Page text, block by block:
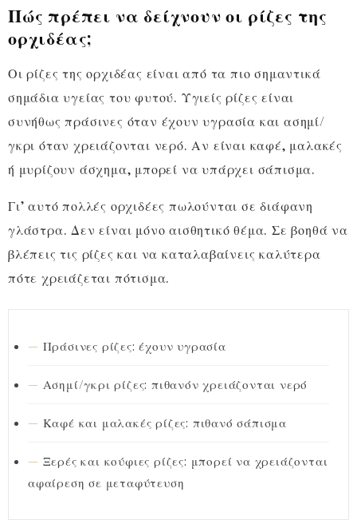
Πώς πρέπει να δείχνουν οι ρίζες της
ορχιδέας;
Οι ρίζες της ορχιδέας είναι από τα πιο σημαντικά
σημάδια υγείας του φυτού. Υγιείς ρίζες είναι
συνήθως πράσινες όταν έχουν υγρασία και ασημί/
γκρι όταν χρειάζονται νερό. Αν είναι καφέ, μαλακές
ή μυρίζουν άσχημα, μπορεί να υπάρχει σάπισμα.
Γι’ αυτό πολλές ορχιδέες πωλούνται σε διάφανη
γλάστρα. Δεν είναι μόνο αισθητικό θέμα. Σε βοηθά να
βλέπεις τις ρίζες και να καταλαβαίνεις καλύτερα
πότε χρειάζεται πότισμα.
Πράσινες ρίζες: έχουν υγρασία
Ασημί/γκρι ρίζες: πιθανόν χρειάζονται νερό
Καφέ και μαλακές ρίζες: πιθανό σάπισμα
Ξερές και κούφιες ρίζες: μπορεί να χρειάζονται
αφαίρεση σε μεταφύτευση